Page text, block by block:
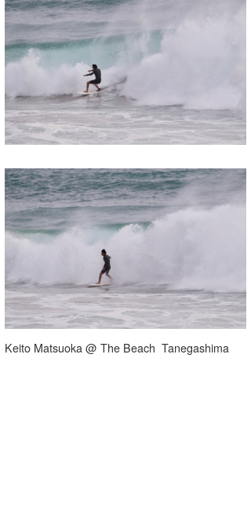
Keito Matsuoka @ The Beach Tanegashima